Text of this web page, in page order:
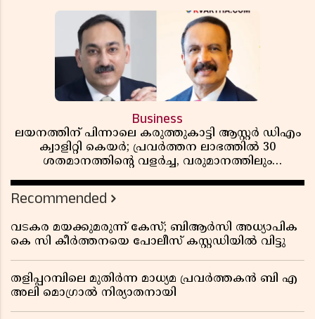
Business
ലയനത്തിന് പിന്നാലെ കരുത്തുകാട്ടി ആസ്റ്റർ ഡിഎം
ക്വാളിറ്റി കെയർ; പ്രവർത്തന ലാഭത്തിൽ 30
ശതമാനത്തിൻ്റെ വളർച്ച, വരുമാനത്തിലും
റിപ്പോർട്ട് പുറത്ത്
Recommended
വടകര മയക്കുമരുന്ന് കേസ്; ബിആർസി അധ്യാപിക
കെ സി കീർത്തനയെ പോലീസ് കസ്റ്റഡിയിൽ വിട്ടു
തളിപ്പറമ്പിലെ മുതിർന്ന മാധ്യമ പ്രവർത്തകൻ ബി എ
അലി മൊഗ്രാൽ നിര്യാതനായി